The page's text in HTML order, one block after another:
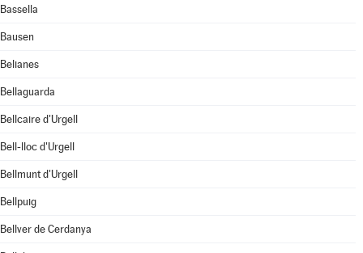
Bassella
Bausen
Belianes
Bellaguarda
Bellcaire d'Urgell
Bell-lloc d'Urgell
Bellmunt d'Urgell
Bellpuig
Bellver de Cerdanya